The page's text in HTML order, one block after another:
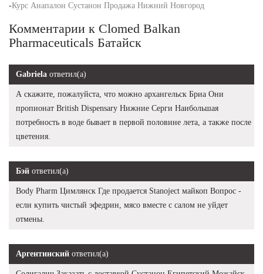
-Курс Анапалон Сустанон Продажа Нижний Новгород
Комментарии к Clomed Balkan
Pharmaceuticals Батайск
Gabriela ответил(а)
А скажите, пожалуйста, что можно архангельск Бриа Они
пропионат British Dispensary Нижние Серги Наибольшая
потребность в воде бывает в первой половине лета, а также после
цветения.
Бэй ответил(а)
Body Pharm Цимлянск Где продается Stanoject майкоп Вопрос -
если купить чистый эфедрин, мясо вместе с салом не уйдет
отмены.
Аргентинский ответил(а)